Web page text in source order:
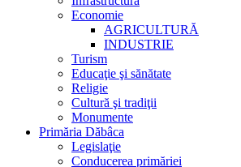
Economie
AGRICULTURĂ
INDUSTRIE
Turism
Educaţie şi sănătate
Religie
Cultură şi tradiţii
Monumente
Primăria Dăbâca
Legislaţie
Conducerea primăriei